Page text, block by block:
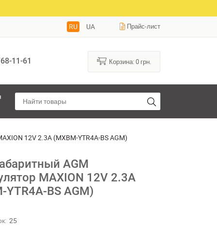
RU UA Прайс-лист
11-61 Корзина:0 грн.
12V 2.3A (MXBM-YTR4A-BS AGM)
AGM
MAXION 12V 2.3A
YTR4A-BS AGM)
25